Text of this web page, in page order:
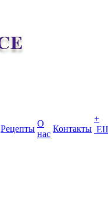
Рецепты
О
нас
Контакты
+